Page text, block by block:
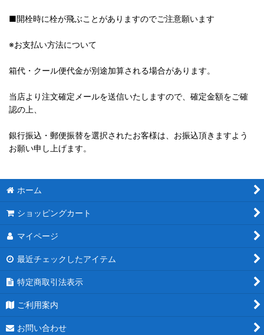
■開栓時に栓が飛ぶことがありますのでご注意願います
※お支払い方法について
箱代・クール便代金が別途加算される場合があります。
当店より注文確定メールを送信いたしますので、確定金額をご確
認の上、
銀行振込・郵便振替を選択されたお客様は、お振込頂きますよう
お願い申し上げます。
ホーム
ショッピングカート
マイページ
最近チェックしたアイテム
特定商取引法表示
ご利用案内
お問い合わせ